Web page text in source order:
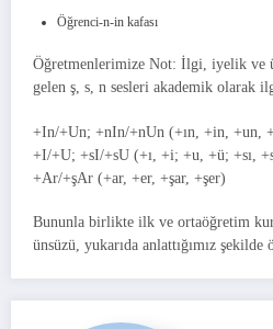
Öğrenci-n-in kafası
Öğretmenlerimize Not: İlgi, iyelik ve
gelen ş, s, n sesleri akademik olarak
+In/+Un; +nIn/+nUn (+ın, +in, +un,
+I/+U; +sI/+sU (+ı, +i; +u, +ü; +sı,
+Ar/+şAr (+ar, +er, +şar, +şer)
Bununla birlikte ilk ve ortaöğretim
ünsüzü, yukarıda anlattığımız şekilde